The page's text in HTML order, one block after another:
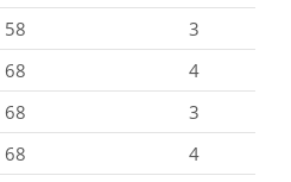
58
3
68
4
68
3
68
4